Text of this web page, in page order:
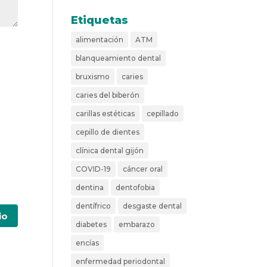
Etiquetas
alimentación ATM
blanqueamiento dental
bruxismo caries
caries del biberón
carillas estéticas cepillado
cepillo de dientes
clínica dental gijón
COVID-19 cáncer oral
dentina dentofobia
dentífrico desgaste dental
diabetes embarazo
encías
enfermedad periodontal